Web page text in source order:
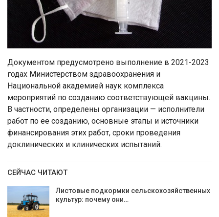
Документом предусмотрено выполнение в 2021-2023
годах Министерством здравоохранения и
Национальной академией наук комплекса
мероприятий по созданию соответствующей вакцины.
В частности, определены организации — исполнители
работ по ее созданию, основные этапы и источники
финансирования этих работ, сроки проведения
доклинических и клинических испытаний.
СЕЙЧАС ЧИТАЮТ
Листовые подкормки сельскохозяйственных
культур: почему они…